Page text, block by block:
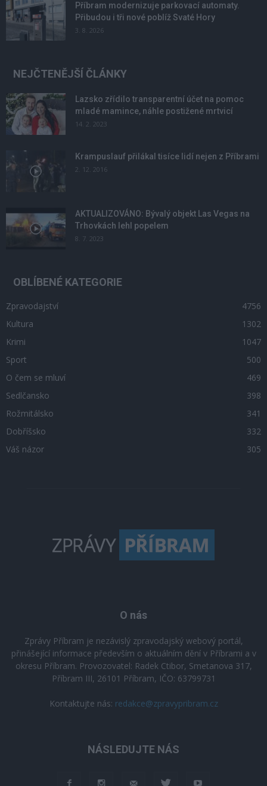
Příbram modernizuje parkovací automaty.
Přibudou i tři nové poblíž Svaté Hory
3. 8. 2026
NEJČTENĚJŠÍ ČLÁNKY
Lazsko zřídilo transparentní účet na pomoc
mladé mamince, náhle postižené mrtvicí
14. 2. 2023
Krampuslauf přilákal tisíce lidí nejen z Příbrami
2. 12. 2016
AKTUALIZOVÁNO: Bývalý objekt Las Vegas na
Trhovkách lehl popelem
8. 7. 2023
OBLÍBENÉ KATEGORIE
Zpravodajství
4756
Kultura
1302
Krimi
1047
Sport
500
O čem se mluví
469
Sedlčansko
398
Rožmitálsko
341
Dobříšsko
332
Váš názor
305
O nás
Zprávy Příbram je nezávislý zpravodajský webový portál,
přinášející informace především o aktuálním dění v Příbrami a v
okresu Příbram. Provozovatel: Radek Ctibor, Smetanova 317,
Příbram III, 26101 Příbram, IČO: 63799731
Kontaktujte nás: redakce@zpravypribram.cz
NÁSLEDUJTE NÁS